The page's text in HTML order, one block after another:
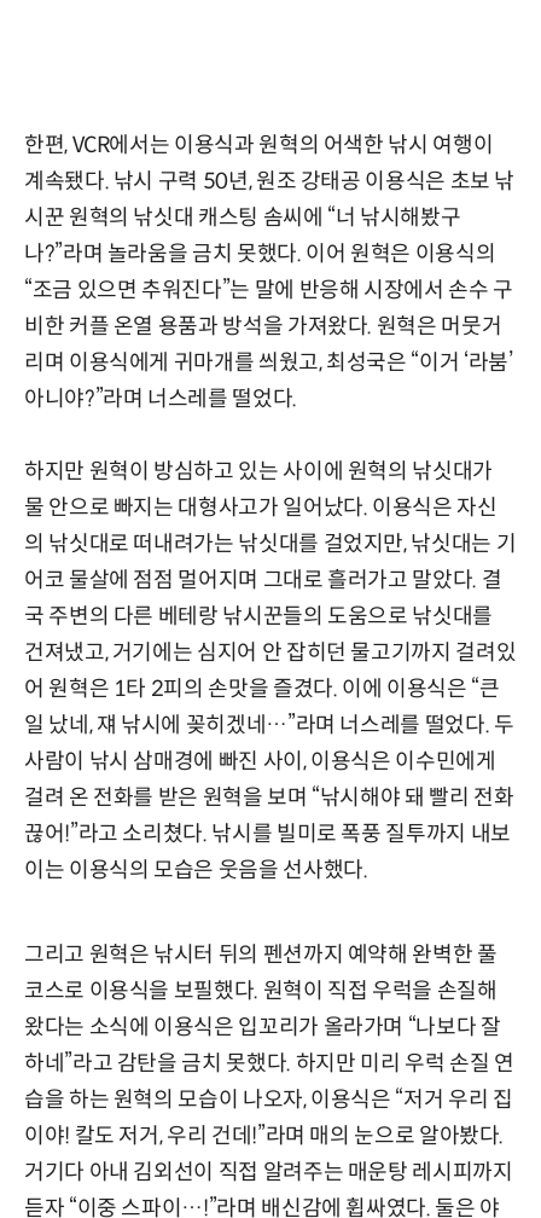
한편, VCR에서는 이용식과 원혁의 어색한 낚시 여행이
계속됐다. 낚시 구력 50년, 원조 강태공 이용식은 초보 낚
시꾼 원혁의 낚싯대 캐스팅 솜씨에 “너 낚시해봤구
나?”라며 놀라움을 금치 못했다. 이어 원혁은 이용식의
“조금 있으면 추워진다”는 말에 반응해 시장에서 손수 구
비한 커플 온열 용품과 방석을 가져왔다. 원혁은 머뭇거
리며 이용식에게 귀마개를 씌웠고, 최성국은 “이거 ‘라붐’
아니야?”라며 너스레를 떨었다.
하지만 원혁이 방심하고 있는 사이에 원혁의 낚싯대가
물 안으로 빠지는 대형사고가 일어났다. 이용식은 자신
의 낚싯대로 떠내려가는 낚싯대를 걸었지만, 낚싯대는 기
어코 물살에 점점 멀어지며 그대로 흘러가고 말았다. 결
국 주변의 다른 베테랑 낚시꾼들의 도움으로 낚싯대를
건져냈고, 거기에는 심지어 안 잡히던 물고기까지 걸려있
어 원혁은 1타 2피의 손맛을 즐겼다. 이에 이용식은 “큰
일 났네, 쟤 낚시에 꽂히겠네…”라며 너스레를 떨었다. 두
사람이 낚시 삼매경에 빠진 사이, 이용식은 이수민에게
걸려 온 전화를 받은 원혁을 보며 “낚시해야 돼 빨리 전화
끊어!”라고 소리쳤다. 낚시를 빌미로 폭풍 질투까지 내보
이는 이용식의 모습은 웃음을 선사했다.
그리고 원혁은 낚시터 뒤의 펜션까지 예약해 완벽한 풀
코스로 이용식을 보필했다. 원혁이 직접 우럭을 손질해
왔다는 소식에 이용식은 입꼬리가 올라가며 “나보다 잘
하네”라고 감탄을 금치 못했다. 하지만 미리 우럭 손질 연
습을 하는 원혁의 모습이 나오자, 이용식은 “저거 우리 집
이야! 칼도 저거, 우리 건데!”라며 매의 눈으로 알아봤다.
거기다 아내 김외선이 직접 알려주는 매운탕 레시피까지
듣자 “이중 스파이…!”라며 배신감에 휩싸였다. 둘은 야